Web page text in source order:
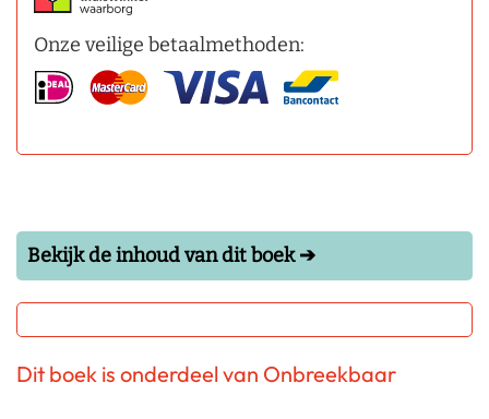
Onze veilige betaalmethoden:
Bekijk de inhoud van dit boek ➔
Dit boek is onderdeel van Onbreekbaar